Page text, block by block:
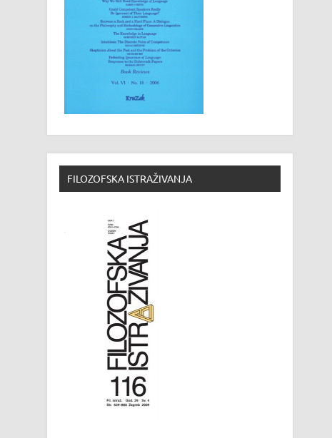
FILOZOFSKA ISTRAŽIVANJA